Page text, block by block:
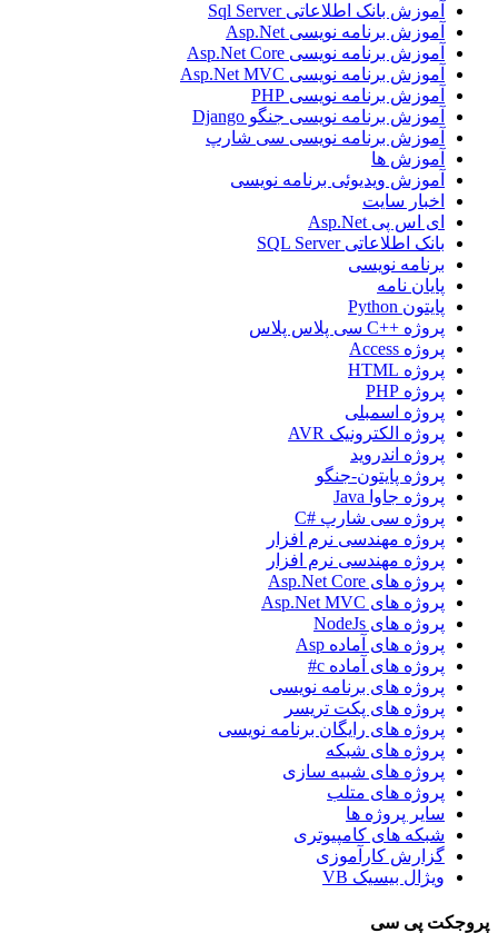
آموزش بانک اطلاعاتی Sql Server
آموزش برنامه نویسی Asp.Net
آموزش برنامه نویسی Asp.Net Core
آموزش برنامه نویسی Asp.Net MVC
آموزش برنامه نویسی PHP
آموزش برنامه نویسی جنگو Django
آموزش برنامه نویسی سی شارپ
آموزش ها
آموزش ویدیوئی برنامه نویسی
اخبار سایت
ای اس پی Asp.Net
بانک اطلاعاتی SQL Server
برنامه نویسی
پایان نامه
پایتون Python
پروژه ++C سی پلاس پلاس
پروژه Access
پروژه HTML
پروژه PHP
پروژه اسمبلی
پروژه الکترونیک AVR
پروژه اندروید
پروژه پایتون-جنگو
پروژه جاوا Java
پروژه سی شارپ #C
پروژه مهندسی نرم افزار
پروژه مهندسی نرم افزار
پروژه های Asp.Net Core
پروژه های Asp.Net MVC
پروژه های NodeJs
پروژه های آماده Asp
پروژه های آماده c#
پروژه های برنامه نویسی
پروژه های پکت تریسر
پروژه های رایگان برنامه نویسی
پروژه های شبکه
پروژه های شبیه سازی
پروژه های متلب
سایر پروژه ها
شبکه های کامپیوتری
گزارش کارآموزی
ویژال بیسیک VB
پروجکت پی سی